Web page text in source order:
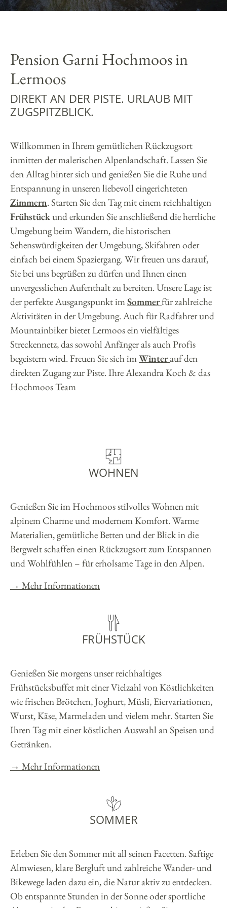
Pension Garni Hochmoos in
Lermoos
DIREKT AN DER PISTE. URLAUB MIT
ZUGSPITZBLICK.
Willkommen in Ihrem gemütlichen Rückzugsort
inmitten der malerischen Alpenlandschaft. Lassen Sie
den Alltag hinter sich und genießen Sie die Ruhe und
Entspannung in unseren liebevoll eingerichteten
Zimmern. Starten Sie den Tag mit einem reichhaltigen
Frühstückund erkunden Sie anschließend die herrliche
Umgebung beim Wandern, die historischen
Sehenswürdigkeiten der Umgebung, Skifahren oder
einfach bei einem Spaziergang. Wir freuen uns darauf,
Sie bei uns begrüßen zu dürfen und Ihnen einen
unvergesslichen Aufenthalt zu bereiten. Unsere Lage ist
der perfekte Ausgangspunkt imSommerfür zahlreiche
Aktivitäten in der Umgebung. Auch für Radfahrer und
Mountainbiker bietet Lermoos ein vielfältiges
Streckennetz, das sowohl Anfänger als auch Profis
begeistern wird. Freuen Sie sich imWinterauf den
direkten Zugang zur Piste. Ihre Alexandra Koch & das
Hochmoos Team
WOHNEN
Genießen Sie im Hochmoos stilvolles Wohnen mit
alpinem Charme und modernem Komfort. Warme
Materialien, gemütliche Betten und der Blick in die
Bergwelt schaffen einen Rückzugsort zum Entspannen
und Wohlfühlen – für erholsame Tage in den Alpen.
→ Mehr Informationen
FRÜHSTÜCK
Genießen Sie morgens unser reichhaltiges
Frühstücksbuffet mit einer Vielzahl von Köstlichkeiten
wie frischen Brötchen, Joghurt, Müsli, Eiervariationen,
Wurst, Käse, Marmeladen und vielem mehr. Starten Sie
Ihren Tag mit einer köstlichen Auswahl an Speisen und
Getränken.
→ Mehr Informationen
SOMMER
Erleben Sie den Sommer mit all seinen Facetten. Saftige
Almwiesen, klare Bergluft und zahlreiche Wander- und
Bikewege laden dazu ein, die Natur aktiv zu entdecken.
Ob entspannte Stunden in der Sonne oder sportliche